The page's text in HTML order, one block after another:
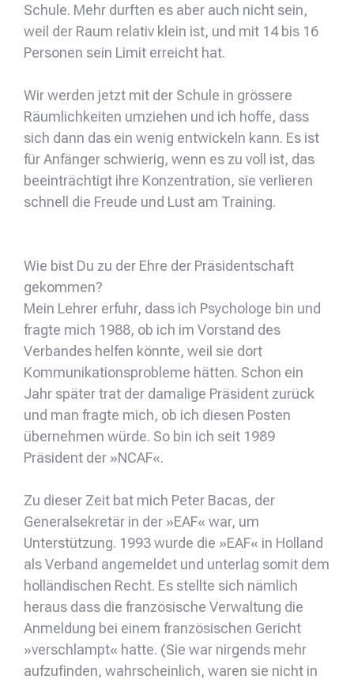
Schule. Mehr durften es aber auch nicht sein,
weil der Raum relativ klein ist, und mit 14 bis 16
Personen sein Limit erreicht hat.
Wir werden jetzt mit der Schule in grössere
Räumlichkeiten umziehen und ich hoffe, dass
sich dann das ein wenig entwickeln kann. Es ist
für Anfänger schwierig, wenn es zu voll ist, das
beeinträchtigt ihre Konzentration, sie verlieren
schnell die Freude und Lust am Training.
Wie bist Du zu der Ehre der Präsidentschaft
gekommen?
Mein Lehrer erfuhr, dass ich Psychologe bin und
fragte mich 1988, ob ich im Vorstand des
Verbandes helfen könnte, weil sie dort
Kommunikationsprobleme hätten. Schon ein
Jahr später trat der damalige Präsident zurück
und man fragte mich, ob ich diesen Posten
übernehmen würde. So bin ich seit 1989
Präsident der »NCAF«.
Zu dieser Zeit bat mich Peter Bacas, der
Generalsekretär in der »EAF« war, um
Unterstützung. 1993 wurde die »EAF« in Holland
als Verband angemeldet und unterlag somit dem
holländischen Recht. Es stellte sich nämlich
heraus dass die französische Verwaltung die
Anmeldung bei einem französischen Gericht
»verschlampt« hatte. (Sie war nirgends mehr
aufzufinden, wahrscheinlich, waren sie nicht in